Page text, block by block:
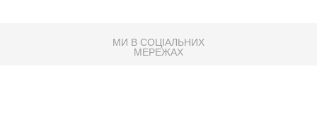
МИ В СОЦІАЛЬНИХ
МЕРЕЖАХ